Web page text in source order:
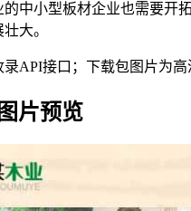
的中小型板材企业也需要开
大。
录API接口；下载包图片为
片预览